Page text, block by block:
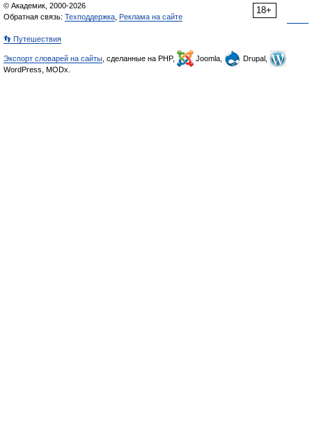
18+
© Академик, 2000-2026
Обратная связь: Техподдержка Реклама на сайте
👣 Путешествия
Экспорт словарей на сайты , сделанные на PHP, Joomla,
Drupal,
WordPress, MODx.